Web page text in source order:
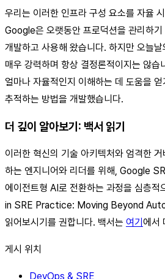
우리는 이러한 인프라 구성 요소를 자율
Google은 오랫동안 프로덕션을 관리하기
개발하고 사용해 왔습니다. 하지만 오늘
매우 강력하며 항상 결정론적이지는 않습
얼마나 자율적인지 이해하는 데 도움을
추적하는 방법을 개발했습니다.
더 깊이 알아보기: 백서 읽기
이러한 혁신의 기술 아키텍처와 엄격한
하는 엔지니어와 리더를 위해, Google
에이전트형 AI로 전환하는 과정을 심층적
in SRE Practice: Moving Beyond
읽어보시기를 권합니다. 백서는 여기에서
게시 위치
DevOps & SRE